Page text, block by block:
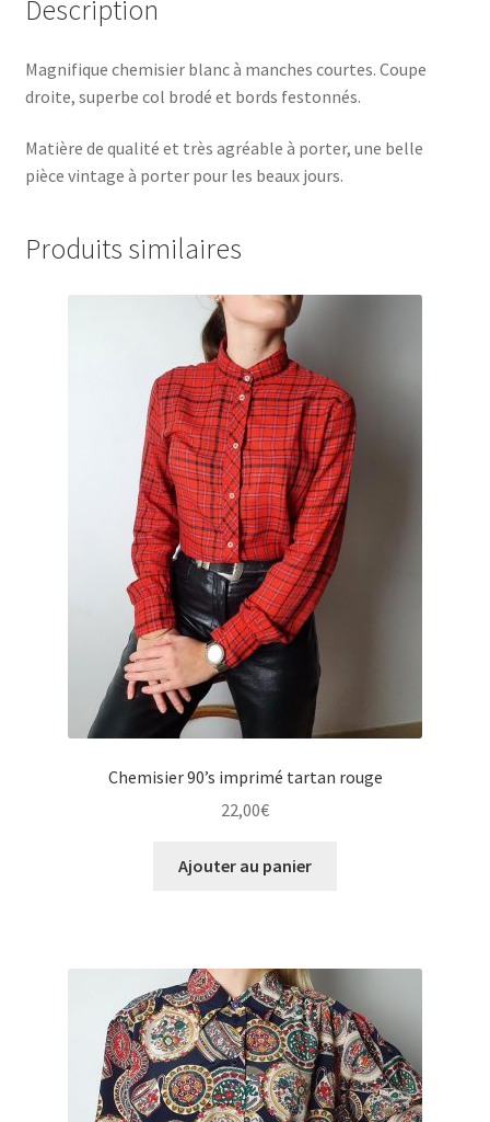
Description
Magnifique chemisier blanc à manches courtes. Coupe
droite, superbe col brodé et bords festonnés.
Matière de qualité et très agréable à porter, une belle
pièce vintage à porter pour les beaux jours.
Produits similaires
Chemisier 90’s imprimé tartan rouge
22,00€
Ajouter au panier